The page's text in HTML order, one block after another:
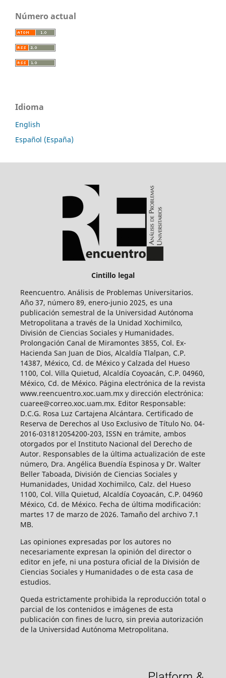
Número actual
Idioma
English
Español (España)
Cintillo legal
Reencuentro. Análisis de Problemas Universitarios.
Año 37, número 89, enero-junio 2025, es una
publicación semestral de la Universidad Autónoma
Metropolitana a través de la Unidad Xochimilco,
División de Ciencias Sociales y Humanidades.
Prolongación Canal de Miramontes 3855, Col. Ex-
Hacienda San Juan de Dios, Alcaldía Tlalpan, C.P.
14387, México, Cd. de México y Calzada del Hueso
1100, Col. Villa Quietud, Alcaldía Coyoacán, C.P. 04960,
México, Cd. de México. Página electrónica de la revista
www.reencuentro.xoc.uam.mx y dirección electrónica:
cuaree@correo.xoc.uam.mx. Editor Responsable:
D.C.G. Rosa Luz Cartajena Alcántara. Certificado de
Reserva de Derechos al Uso Exclusivo de Título No. 04-
2016-031812054200-203, ISSN en trámite, ambos
otorgados por el Instituto Nacional del Derecho de
Autor. Responsables de la última actualización de este
número, Dra. Angélica Buendía Espinosa y Dr. Walter
Beller Taboada, División de Ciencias Sociales y
Humanidades, Unidad Xochimilco, Calz. del Hueso
1100, Col. Villa Quietud, Alcaldía Coyoacán, C.P. 04960
México, Cd. de México. Fecha de última modificación:
martes 17 de marzo de 2026. Tamaño del archivo 7.1
MB.
Las opiniones expresadas por los autores no
necesariamente expresan la opinión del director o
editor en jefe, ni una postura oficial de la División de
Ciencias Sociales y Humanidades o de esta casa de
estudios.
Queda estrictamente prohibida la reproducción total o
parcial de los contenidos e imágenes de esta
publicación con fines de lucro, sin previa autorización
de la Universidad Autónoma Metropolitana.